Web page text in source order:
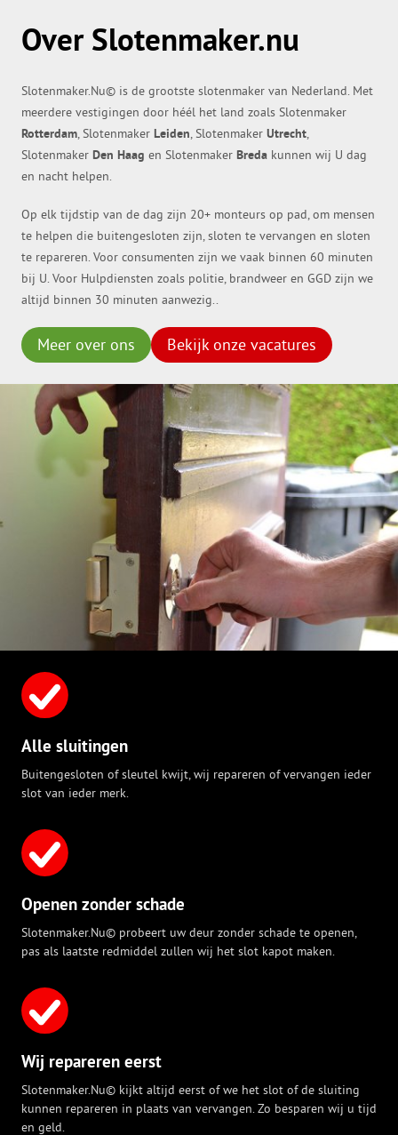
Over Slotenmaker.nu
Slotenmaker.Nu© is de grootste slotenmaker van Nederland. Met
meerdere vestigingen door héél het land zoals Slotenmaker
Rotterdam, Slotenmaker Leiden, Slotenmaker Utrecht,
Slotenmaker Den Haag en Slotenmaker Breda kunnen wij U dag
en nacht helpen.
Op elk tijdstip van de dag zijn 20+ monteurs op pad, om mensen
te helpen die buitengesloten zijn, sloten te vervangen en sloten
te repareren. Voor consumenten zijn we vaak binnen 60 minuten
bij U. Voor Hulpdiensten zoals politie, brandweer en GGD zijn we
altijd binnen 30 minuten aanwezig..
Meer over ons Bekijk onze vacatures
Alle sluitingen
Buitengesloten of sleutel kwijt, wij repareren of vervangen ieder
slot van ieder merk.
Openen zonder schade
Slotenmaker.Nu© probeert uw deur zonder schade te openen,
pas als laatste redmiddel zullen wij het slot kapot maken.
Wij repareren eerst
Slotenmaker.Nu© kijkt altijd eerst of we het slot of de sluiting
kunnen repareren in plaats van vervangen. Zo besparen wij u tijd
en geld.